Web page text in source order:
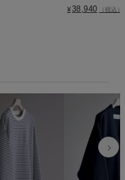
¥ 38,940 （税込）